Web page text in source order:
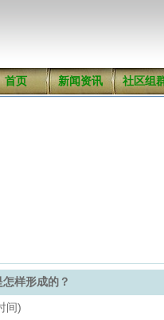
首页 新闻资讯 社区组
样形成的？
间)